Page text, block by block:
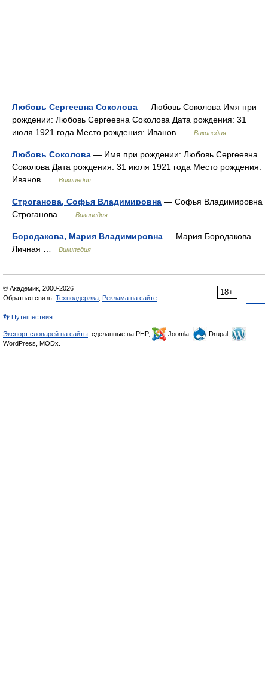
Любовь Сергеевна Соколова — Любовь Соколова Имя при
рождении: Любовь Сергеевна Соколова Дата рождения: 31
июля 1921 года Место рождения: Иванов …
Википедия
Любовь Соколова — Имя при рождении: Любовь Сергеевна
Соколова Дата рождения: 31 июля 1921 года Место рождения:
Иванов …
Википедия
Строганова, Софья Владимировна — Софья Владимировна
Строганова …
Википедия
Бородакова, Мария Владимировна — Мария Бородакова
Личная …
Википедия
18+
© Академик, 2000-2026
Обратная связь: Техподдержка Реклама на сайте
👣 Путешествия
Экспорт словарей на сайты , сделанные на PHP, Joomla,
Drupal,
WordPress, MODx.